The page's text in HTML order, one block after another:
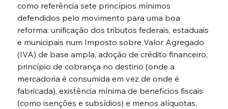
como referência sete princípios mínimos
defendidos pelo movimento para uma boa
reforma: unificação dos tributos federais, estaduais
e municipais num Imposto sobre Valor Agregado
(IVA) de base ampla, adoção de crédito financeiro,
princípio de cobrança no destino (onde a
mercadoria é consumida em vez de onde é
fabricada), existência mínima de benefícios fiscais
(como isenções e subsídios) e menos alíquotas,